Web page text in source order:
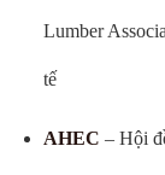
Lumber
tế
AHEC – Hội